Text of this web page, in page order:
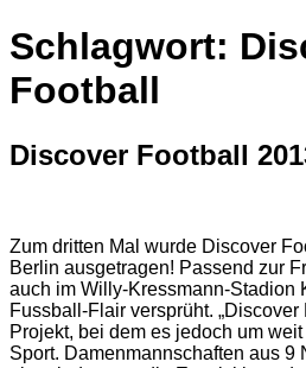
Schlagwort:
Football
Discover Football
Zum dritten Mal wurde Discover
Berlin ausgetragen! Passend zur
auch im Willy-Kressmann-Stadion
Fussball-Flair versprüht.
Projekt, bei dem es jedoch um
Sport. Damenmannschaften aus 9